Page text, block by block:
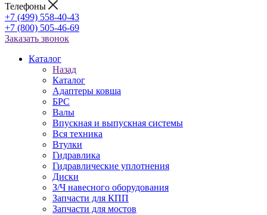
Телефоны
+7 (499) 558-40-43
+7 (800) 505-46-69
Заказать звонок
Каталог
Назад
Каталог
Адаптеры ковша
БРС
Валы
Впускная и выпускная системы
Вся техника
Втулки
Гидравлика
Гидравлические уплотнения
Диски
З/Ч навесного оборудования
Запчасти для КПП
Запчасти для мостов